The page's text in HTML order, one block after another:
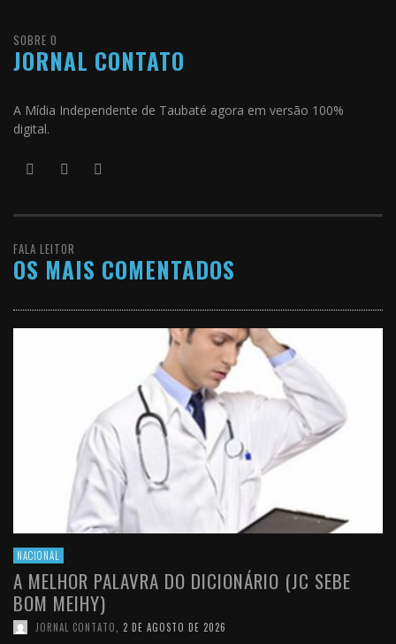
SOBRE O
JORNAL CONTATO
A Mídia Independente de Taubaté agora em versão 100%
digital.
FALA LEITOR
OS MAIS COMENTADOS
NACIONAL
A MELHOR PALAVRA DO DICIONÁRIO (JC SEBE
BOM MEIHY)
JORNAL CONTATO 2 DE AGOSTO DE 2026